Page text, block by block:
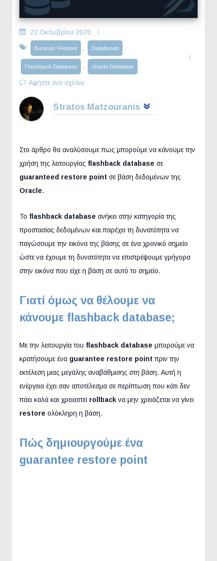
22 Οκτωβρίου 2020
Backup / Restore , Databases ,
Flashback Database , Oracle Database
Αφήστε ένα σχόλιο
Stratos Matzouranis
Στο άρθρο θα αναλύσουμε πως μπορούμε να κάνουμε την
χρήση της λειτουργίας flashback database σε
guaranteed restore point σε βάση δεδομένων της
Oracle.
Το flashback database ανήκει στην κατηγορία της
προστασίας δεδομένων και παρέχει τη δυνατότητα να
παγώσουμε την εικόνα της βάσης σε ένα χρονικό σημείο
ώστε να έχουμε τη δυνατότητα να επιστρέψουμε γρήγορα
στην εικόνα που είχε η βάση σε αυτό το σημείο.
Γιατί όμως να θέλουμε να
κάνουμε flashback database;
Με την λειτουργία του flashback database μπορούμε να
κρατήσουμε ένα guarantee restore point πριν την
εκτέλεση μιας μεγάλης αναβάθμισης στη βάση. Αυτή η
ενέργεια έχει σαν αποτέλεσμα σε περίπτωση που κάτι δεν
πάει καλά και χρειαστεί rollbackνα μην χρειάζεται να γίνει
restore ολόκληρη η βάση.
Πώς δημιουργούμε ένα
guarantee restore point